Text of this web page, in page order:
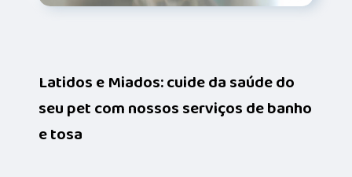
Latidos e Miados: cuide da saúde do
seu pet com nossos serviços de banho
e tosa